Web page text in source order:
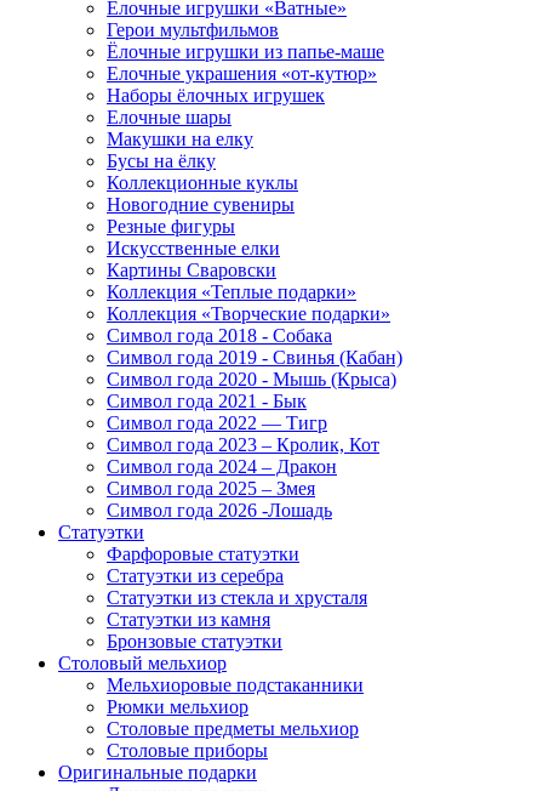
Елочные игрушки «Ватные»
Герои мультфильмов
Ёлочные игрушки из папье-маше
Елочные украшения «от-кутюр»
Наборы ёлочных игрушек
Елочные шары
Макушки на елку
Бусы на ёлку
Коллекционные куклы
Новогодние сувениры
Резные фигуры
Искусственные елки
Картины Сваровски
Коллекция «Теплые подарки»
Коллекция «Творческие подарки»
Символ года 2018 - Собака
Символ года 2019 - Свинья (Кабан)
Символ года 2020 - Мышь (Крыса)
Символ года 2021 - Бык
Символ года 2022 — Тигр
Символ года 2023 – Кролик, Кот
Символ года 2024 – Дракон
Символ года 2025 – Змея
Символ года 2026 -Лошадь
Статуэтки
Фарфоровые статуэтки
Статуэтки из серебра
Статуэтки из стекла и хрусталя
Статуэтки из камня
Бронзовые статуэтки
Столовый мельхиор
Мельхиоровые подстаканники
Рюмки мельхиор
Столовые предметы мельхиор
Столовые приборы
Оригинальные подарки